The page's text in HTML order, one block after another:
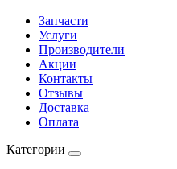
Запчасти
Услуги
Производители
Акции
Контакты
Отзывы
Доставка
Оплата
Категории